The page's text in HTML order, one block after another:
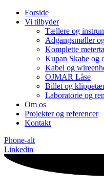
Forside
Vi tilbyder
Tællere og
Adgangsmøller
Komplette
Kupan Skabe og
Kabel og
OJMAR Låse
Billet og
Laboratorie og
Om os
Projekter og referencer
Kontakt
Phone-alt
Linkedin